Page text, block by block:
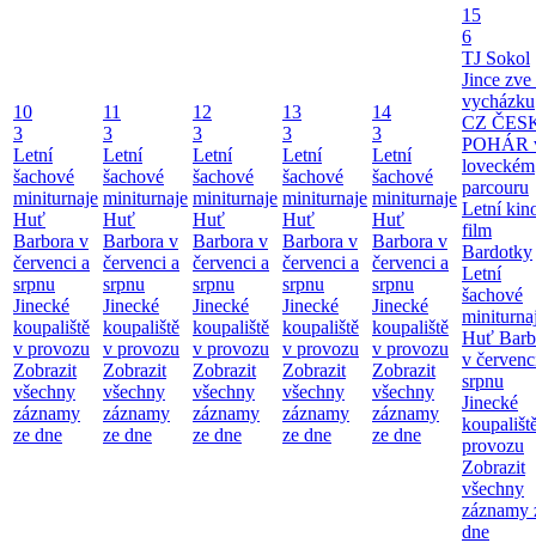
10
3
Letní
šachové
miniturnaje
Huť
Barbora v
červenci a
srpnu
Jinecké
koupaliště
v provozu
Zobrazit
všechny
záznamy
ze dne
11
3
Letní
šachové
miniturnaje
Huť
Barbora v
červenci a
srpnu
Jinecké
koupaliště
v provozu
Zobrazit
všechny
záznamy
ze dne
12
3
Letní
šachové
miniturnaje
Huť
Barbora v
červenci a
srpnu
Jinecké
koupaliště
v provozu
Zobrazit
všechny
záznamy
ze dne
13
3
Letní
šachové
miniturnaje
Huť
Barbora v
červenci a
srpnu
Jinecké
koupaliště
v provozu
Zobrazit
všechny
záznamy
ze dne
14
3
Letní
šachové
miniturnaje
Huť
Barbora v
červenci a
srpnu
Jinecké
koupaliště
v provozu
Zobrazit
všechny
záznamy
ze dne
15
6
TJ Sokol
Jince zve
vycházku
CZ
POHÁR
loveckém
parcouru
Letní
film
Bardotky
Letní
šachové
Huť
v
srpnu
Jinecké
provozu
Zobrazit
všechny
záznamy
dne